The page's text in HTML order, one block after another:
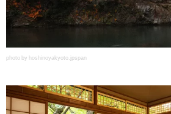
photo by hoshinoyakyoto.jpspan